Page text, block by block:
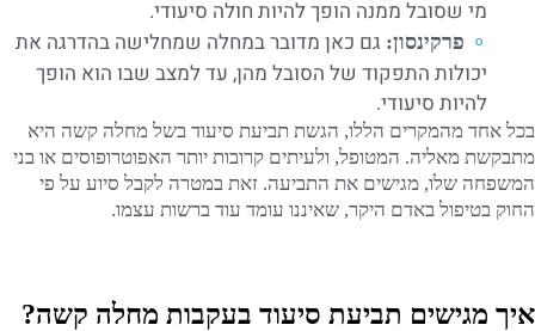
מי שסובל ממנה הופך להיות חולה סיעודי.
פרקינסון: גם כאן מדובר במחלה שמחלישה בהדרגה את
יכולות התפקוד של הסובל מהן, עד למצב שבו הוא הופך
להיות סיעודי.
בכל אחד מהמקרים הללו, הגשת תביעת סיעוד בשל מחלה קשה היא
מתבקשת מאליה. המטופל, ולעיתים קרובות יותר האפוטרופוסים או בני
המשפחה שלו, מגישים את התביעה. זאת במטרה לקבל סיוע על פי
החוק בטיפול באדם היקר, שאיננו עומד עוד ברשות עצמו.
איך מגישים תביעת סיעוד בעקבות מחלה קשה?